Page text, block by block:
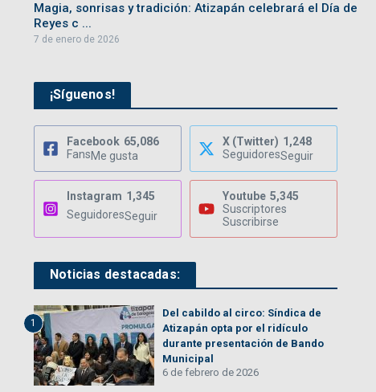
Magia, sonrisas y tradición: Atizapán celebrará el Día de
Reyes c ...
7 de enero de 2026
¡Síguenos!
Facebook 65,086
FansMe gusta
X (Twitter) 1,248
SeguidoresSeguir
Instagram 1,345
SeguidoresSeguir
Youtube 5,345
Suscriptores
Suscribirse
Noticias destacadas:
1
Del cabildo al circo: Síndica de
Atizapán opta por el ridículo
durante presentación de Bando
Municipal
6 de febrero de 2026